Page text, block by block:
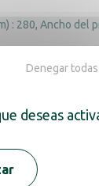
: 280 Ancho del
deseas
Denegar